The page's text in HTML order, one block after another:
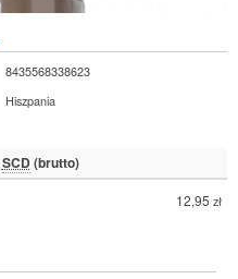
8435568338623
Hiszpania
SCD (brutto)
12,95 zł